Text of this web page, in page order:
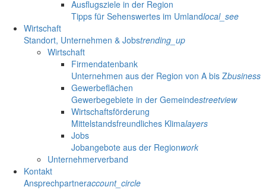
Ausflugsziele in der Region
Tipps für Sehenswertes im Umlandlocal_see
Wirtschaft
Standort, Unternehmen & Jobstrending_up
Wirtschaft
Firmendatenbank
Unternehmen aus der Region von A bis Zbusiness
Gewerbeflächen
Gewerbegebiete in der Gemeindestreetview
Wirtschaftsförderung
Mittelstandsfreundliches Klimalayers
Jobs
Jobangebote aus der Regionwork
Unternehmerverband
Kontakt
Ansprechpartneraccount_circle